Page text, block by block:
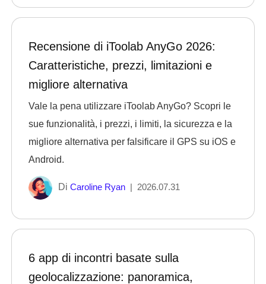
Recensione di iToolab AnyGo 2026:
Caratteristiche, prezzi, limitazioni e
migliore alternativa
Vale la pena utilizzare iToolab AnyGo? Scopri le
sue funzionalità, i prezzi, i limiti, la sicurezza e la
migliore alternativa per falsificare il GPS su iOS e
Android.
Di Caroline Ryan | 2026.07.31
6 app di incontri basate sulla
geolocalizzazione: panoramica,